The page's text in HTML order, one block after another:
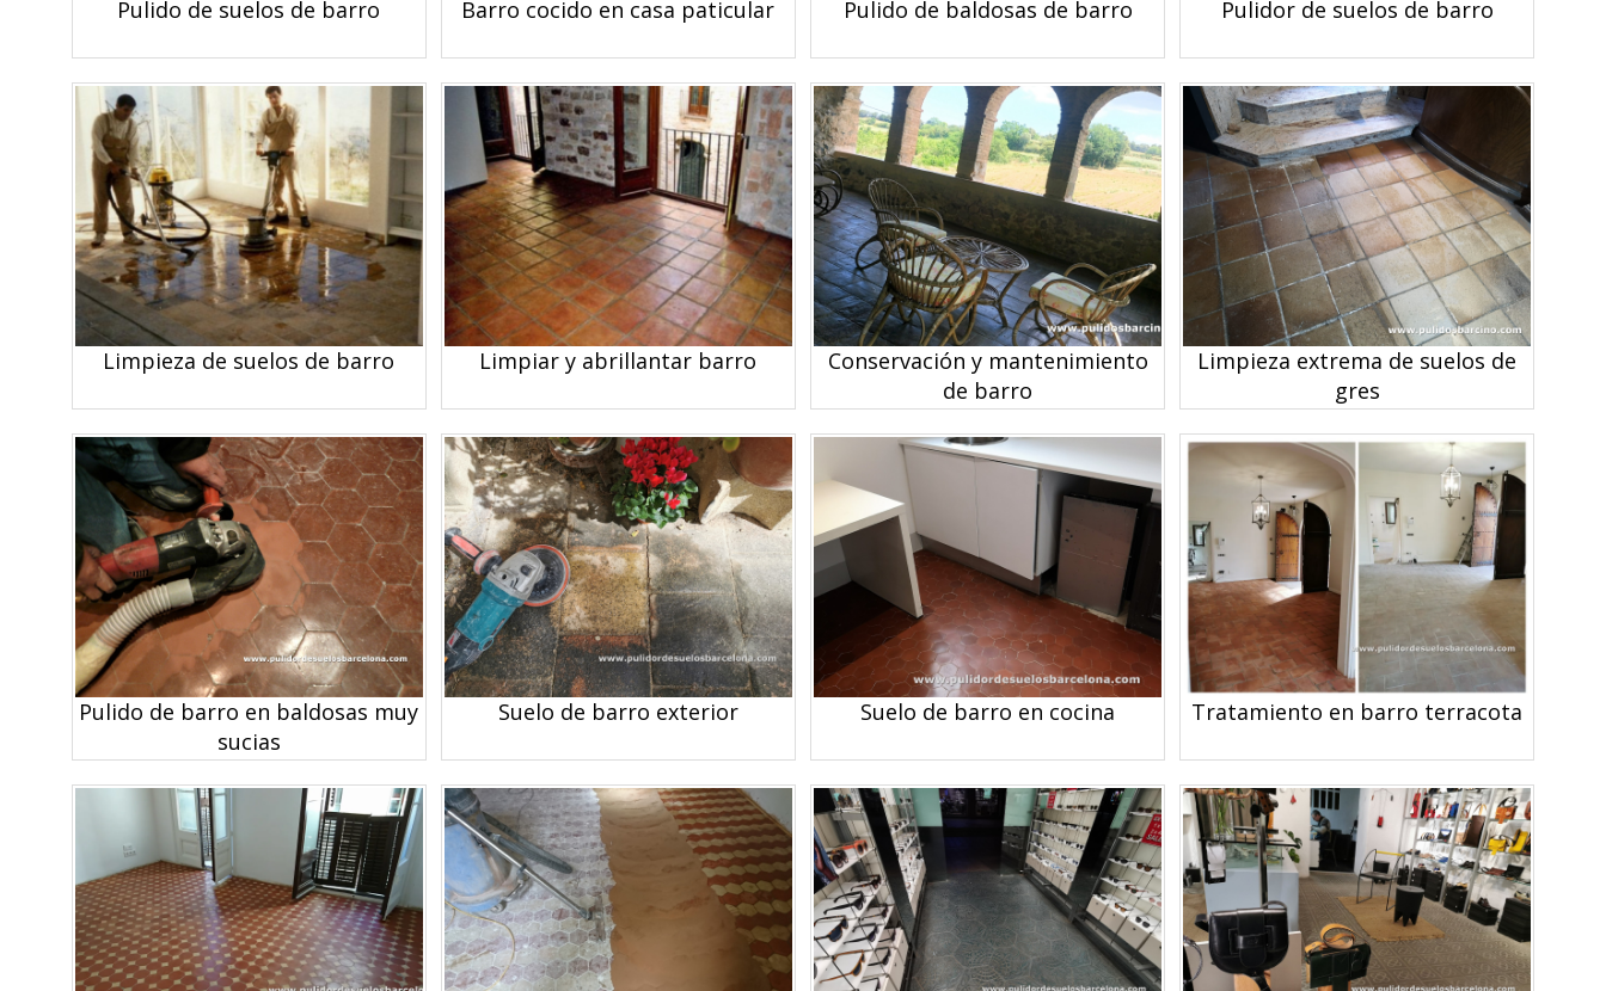
Pulido de suelos de barro Barro cocido en casa paticular Pulido de baldosas de barro Pulidor de suelos de barro
Limpieza de suelos de barro Limpiar y abrillantar barro
Conservación y mantenimiento
de barro
Limpieza extrema de suelos de
gres
Pulido de barro en baldosas muy
sucias
Suelo de barro exterior Suelo de barro en cocina Tratamiento en barro terracota